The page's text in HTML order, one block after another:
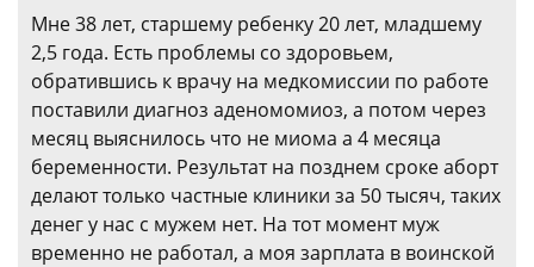
Мне 38 лет, старшему ребенку 20 лет, младшему
2,5 года. Есть проблемы со здоровьем,
обратившись к врачу на медкомиссии по работе
поставили диагноз аденомомиоз, а потом через
месяц выяснилось что не миома а 4 месяца
беременности. Результат на позднем сроке аборт
делают только частные клиники за 50 тысяч, таких
денег у нас с мужем нет. На тот момент муж
временно не работал, а моя зарплата в воинской